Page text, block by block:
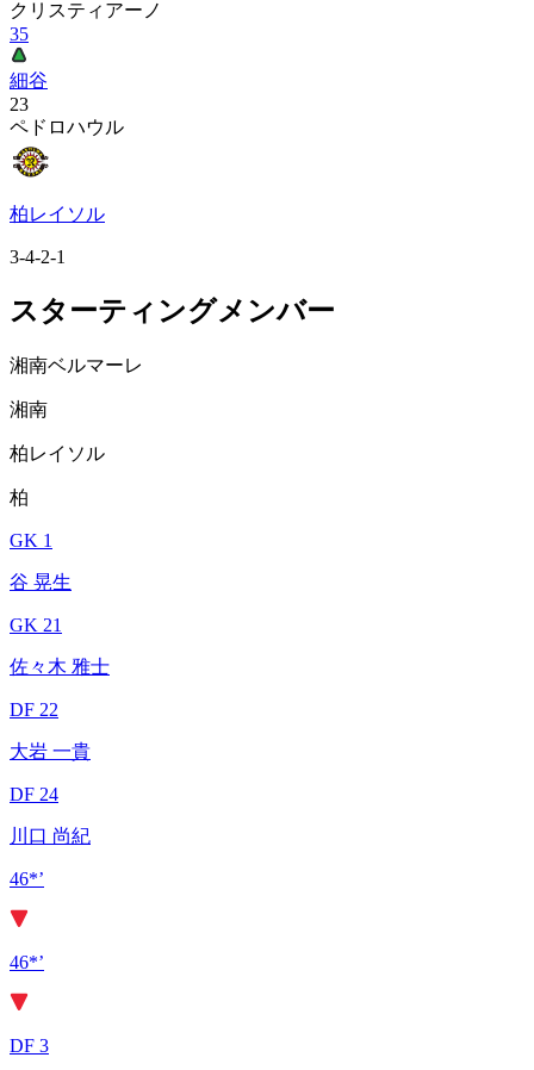
クリスティアーノ
35
細谷
23
ペドロハウル
柏レイソル
3-4-2-1
スターティングメンバー
湘南ベルマーレ
湘南
柏レイソル
柏
GK 1
谷 晃生
GK 21
佐々木 雅士
DF 22
大岩 一貴
DF 24
川口 尚紀
46*’
46*’
DF 3